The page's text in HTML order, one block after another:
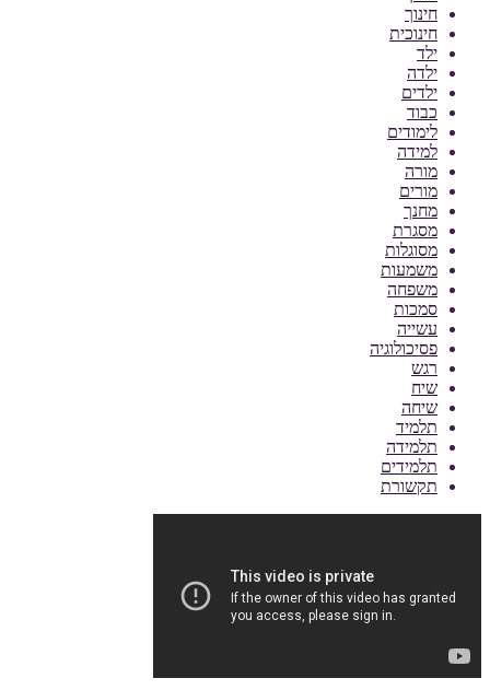
חינוך
חינוכית
ילד
ילדה
ילדים
כבוד
לימודים
למידה
מורה
מורים
מחנך
מסגרת
מסוגלות
משמעות
משפחה
סמכות
עשייה
פסיכולוגיה
רגש
שיח
שיחה
תלמיד
תלמידה
תלמידים
תקשורת